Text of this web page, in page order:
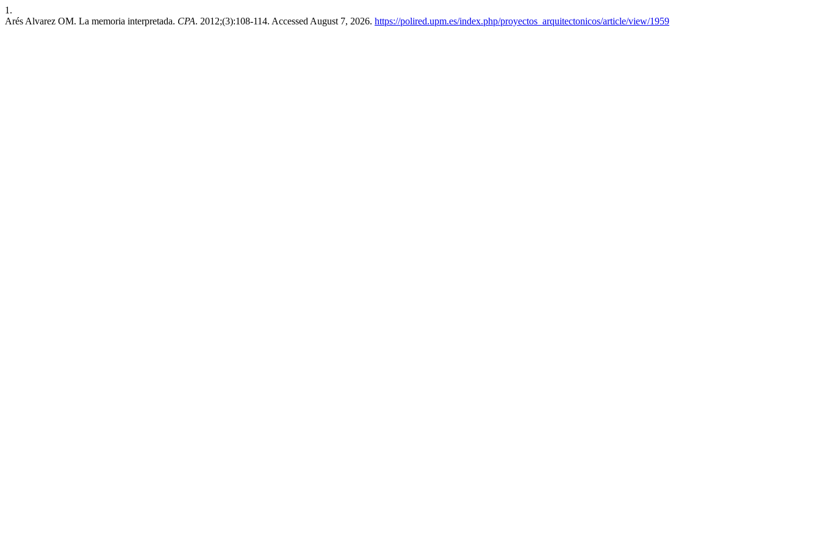
1.
Arés Alvarez OM. La memoria interpretada. CPA. 2012;(3):108-114. Accessed August 7, 2026. https://polired.upm.es/index.php/proyectos_arquitectonicos/article/view/1959